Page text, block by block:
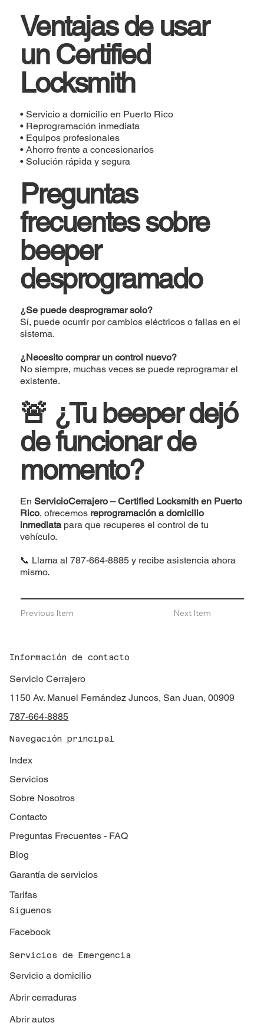
Ventajas de usar
un Certified
Locksmith
• Servicio a domicilio en Puerto Rico
• Reprogramación inmediata
• Equipos profesionales
• Ahorro frente a concesionarios
• Solución rápida y segura
Preguntas
frecuentes sobre
beeper
desprogramado
¿Se puede desprogramar solo?
Sí, puede ocurrir por cambios eléctricos o fallas en el
sistema.
¿Necesito comprar un control nuevo?
No siempre, muchas veces se puede reprogramar el
existente.
🚨 ¿Tu beeper dejó
de funcionar de
momento?
EnServicioCerrajero – Certified Locksmith en Puerto
Rico, ofrecemos reprogramación a domicilio
inmediatapara que recuperes el control de tu
vehículo.
📞 Llama al787-664-8885 y recibe asistencia ahora
mismo.
Previous Item Next Item
Información de contacto
Servicio Cerrajero
1150 Av. Manuel Fernández Juncos, San Juan, 00909
787-664-8885
Navegación principal
Index
Servicios
Sobre Nosotros
Contacto
Preguntas Frecuentes - FAQ
Blog
Garantía de servicios
Tarifas
Síguenos
Facebook
Servicios de Emergencia
Servicio a domicilio
Abrir cerraduras
Abrir autos